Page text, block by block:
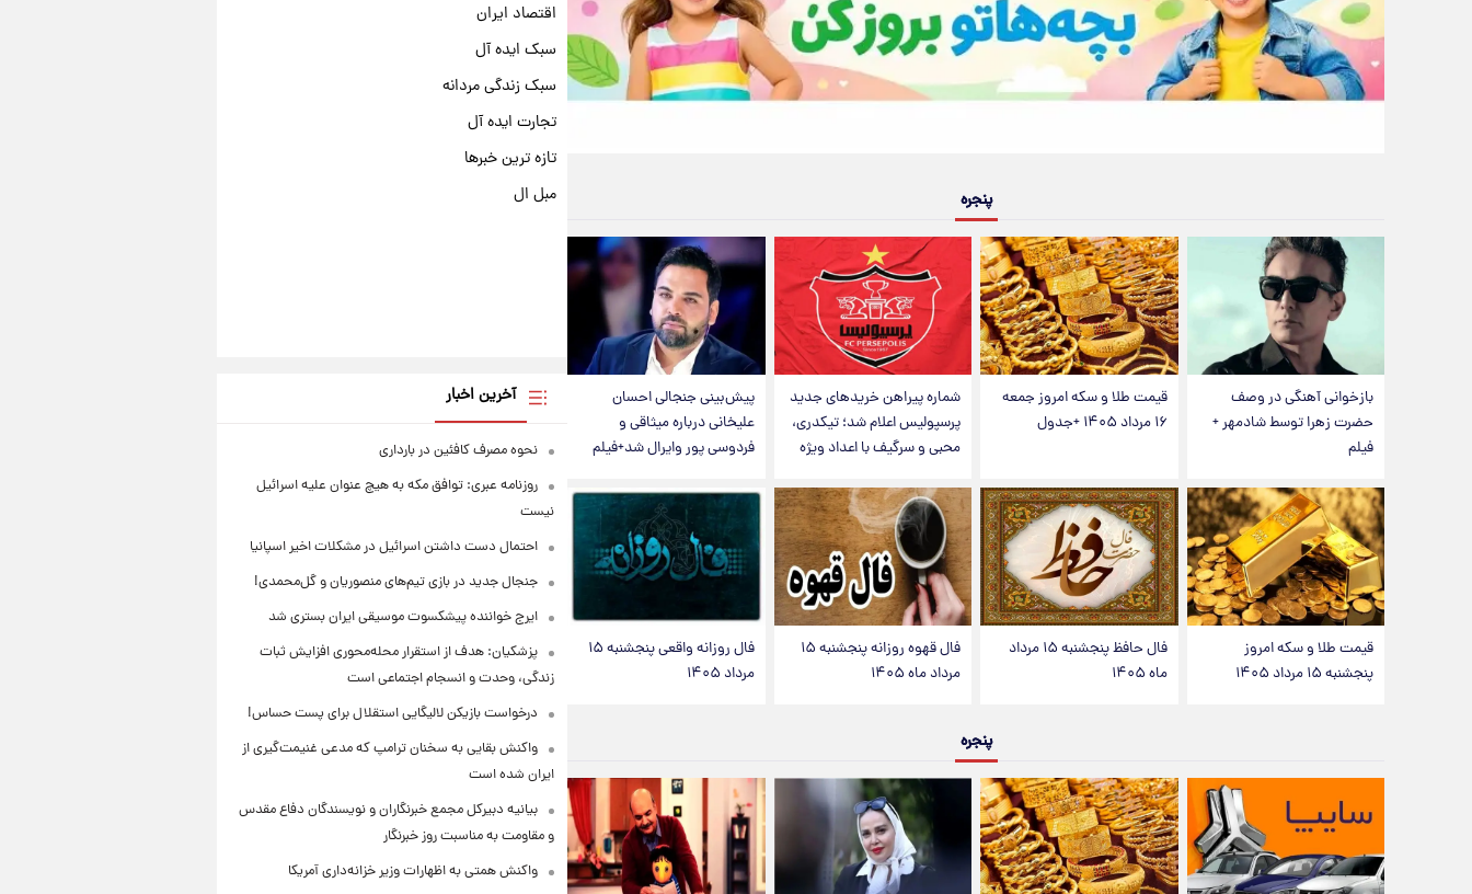
پنجره
بازخوانی آهنگی در وصف
حضرت زهرا توسط شادمهر +
فیلم
قیمت طلا و سکه امروز جمعه
۱۶ مرداد ۱۴۰۵ +جدول
شماره پیراهن خریدهای جدید
پرسپولیس اعلام شد؛ تیکدری،
محبی و سرگیف با اعداد ویژه
پیش‌بینی جنجالی احسان
علیخانی درباره میثاقی و
فردوسی پور وایرال شد+فیلم
قیمت طلا و سکه امروز
پنجشنبه ۱۵ مرداد ۱۴۰۵
فال حافظ پنجشنبه ۱۵ مرداد
ماه ۱۴۰۵
فال قهوه روزانه پنجشنبه ۱۵
مرداد ماه ۱۴۰۵
فال روزانه واقعی پنجشنبه ۱۵
مرداد ۱۴۰۵
پنجره
اقتصاد ایران
سبک ایده آل
سبک زندگی مردانه
تجارت ایده آل
تازه ترین خبرها
مبل ال
آخرین اخبار
نحوه مصرف کافئین در بارداری
روزنامه عبری: توافق مکه به هیچ عنوان علیه اسرائیل
نیست
احتمال دست داشتن اسرائیل در مشکلات اخیر اسپانیا
جنجال جدید در بازی تیم‌های منصوریان و گل‌محمدی!
ایرج خواننده پیشکسوت موسیقی ایران بستری شد
پزشکیان: هدف از استقرار محله‌محوری افزایش ثبات
زندگی، وحدت و انسجام اجتماعی است
درخواست بازیکن لالیگایی استقلال برای پست حساس!
واکنش بقایی به سخنان ترامپ که مدعی غنیمت‌گیری از
ایران شده است
بیانیه دبیرکل مجمع خبرنگاران و نویسندگان دفاع مقدس
و مقاومت به مناسبت روز خبرنگار
واکنش همتی به اظهارات وزیر خزانه‌داری آمریکا